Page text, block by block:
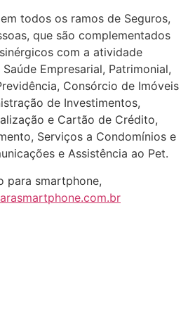
todos os ramos de Seguros,
que são complementados
com a atividade
Empresarial, Patrimonial,
Consórcio de Imóveis
de Investimentos,
e Cartão de Crédito,
Serviços a Condomínios e
e Assistência ao Pet.
para smartphone,